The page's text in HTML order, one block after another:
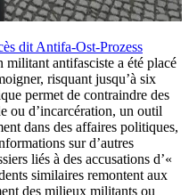
dit Antifa-Ost-Prozess
militant antifasciste a été placé
risquant jusqu’à six
permet de contraindre des
ou d’incarcération, un outil
dans des affaires politiques,
sur d’autres
liés à des accusations d’«
similaires remontent aux
des milieux militants ou